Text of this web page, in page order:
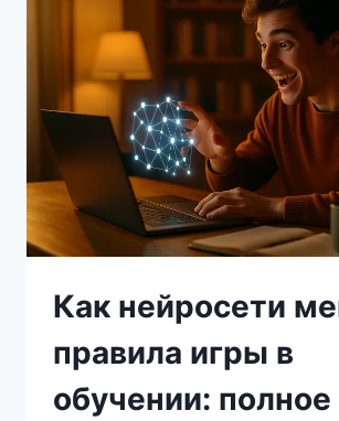
ЮНЫХ
ФУТБОЛИСТОВ
Как нейросети
правила игры в
обучении: полное